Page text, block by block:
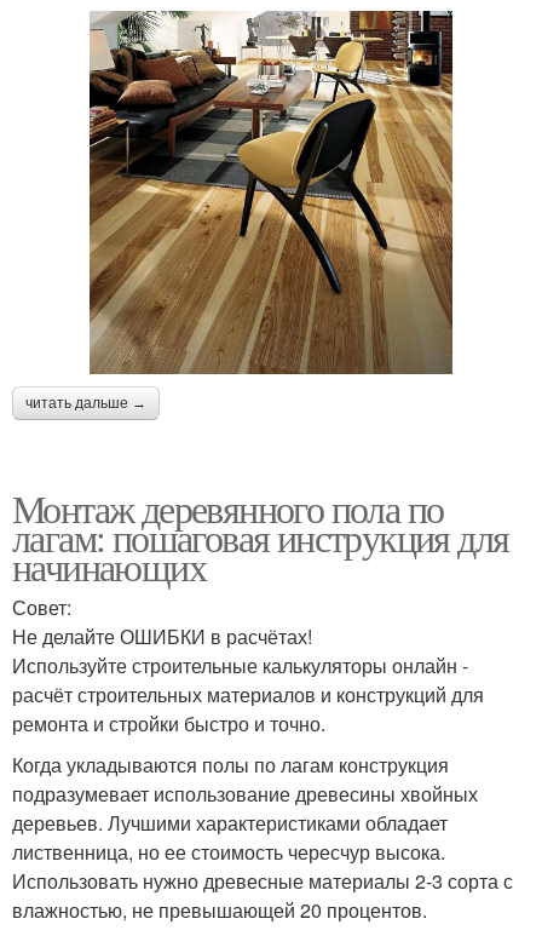
читать дальше →
Монтаж деревянного пола по
лагам: пошаговая инструкция для
начинающих
Совет:
Не делайте ОШИБКИ в расчётах!
Используйте строительные калькуляторы онлайн -
расчёт строительных материалов и конструкций для
ремонта и стройки быстро и точно.
Когда укладываются полы по лагам конструкция
подразумевает использование древесины хвойных
деревьев. Лучшими характеристиками обладает
лиственница, но ее стоимость чересчур высока.
Использовать нужно древесные материалы 2-3 сорта с
влажностью, не превышающей 20 процентов.